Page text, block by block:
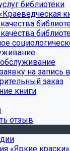
библиотеки
на запись
заказ
книги
отзыв
«Яркие краски»